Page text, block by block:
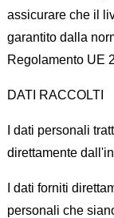
assicurare che il
garantito dalla
Regolamento UE
DATI RACCOLTI
I dati personali
direttamente
I dati forniti
personali che